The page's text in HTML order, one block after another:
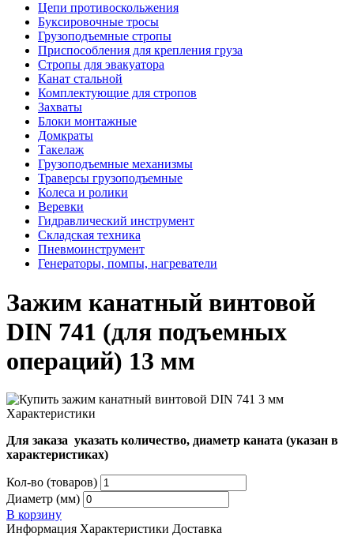
Цепи противоскольжения
Буксировочные тросы
Грузоподъемные стропы
Приспособления для крепления груза
Стропы для эвакуатора
Канат стальной
Комплектующие для стропов
Захваты
Блоки монтажные
Домкраты
Такелаж
Грузоподъемные механизмы
Траверсы грузоподъемные
Колеса и ролики
Веревки
Гидравлический инструмент
Складская техника
Пневмоинструмент
Генераторы, помпы, нагреватели
Зажим канатный винтовой
DIN 741 (для подъемных
операций) 13 мм
Характеристики
Для заказа указать количество, диаметр каната (указан в
характеристиках)
Кол-во (товаров)
Диаметр (мм)
В корзину
Информация Характеристики Доставка